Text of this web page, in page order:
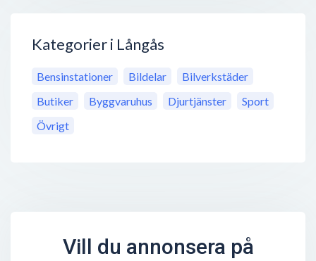
Kategorier i Långås
Bensinstationer Bildelar
Bilverkstäder
Butiker
Byggvaruhus Djurtjänster
Sport
Övrigt
Vill du annonsera på